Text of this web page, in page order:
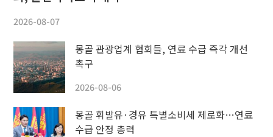
2026-08-07
몽골 관광업계 협회들, 연료 수급 즉각 개선
촉구
2026-08-06
몽골 휘발유·경유 특별소비세 제로화…연료
수급 안정 총력